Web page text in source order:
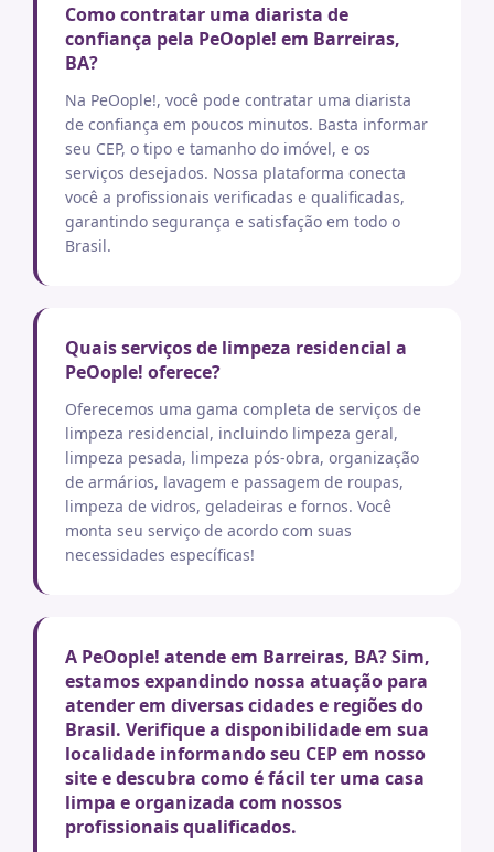
Como contratar uma diarista de
confiança pela PeOople! em Barreiras,
BA?
Na PeOople!, você pode contratar uma diarista
de confiança em poucos minutos. Basta informar
seu CEP, o tipo e tamanho do imóvel, e os
serviços desejados. Nossa plataforma conecta
você a profissionais verificadas e qualificadas,
garantindo segurança e satisfação em todo o
Brasil.
Quais serviços de limpeza residencial a
PeOople! oferece?
Oferecemos uma gama completa de serviços de
limpeza residencial, incluindo limpeza geral,
limpeza pesada, limpeza pós-obra, organização
de armários, lavagem e passagem de roupas,
limpeza de vidros, geladeiras e fornos. Você
monta seu serviço de acordo com suas
necessidades específicas!
A PeOople! atende em Barreiras, BA? Sim,
estamos expandindo nossa atuação para
atender em diversas cidades e regiões do
Brasil. Verifique a disponibilidade em sua
localidade informando seu CEP em nosso
site e descubra como é fácil ter uma casa
limpa e organizada com nossos
profissionais qualificados.